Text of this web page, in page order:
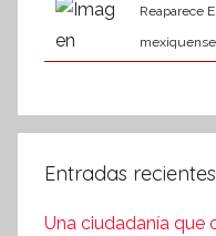
Reaparece
mexiquense
Entradas recientes
Una ciudadanía que